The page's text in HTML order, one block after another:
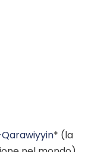
* (la